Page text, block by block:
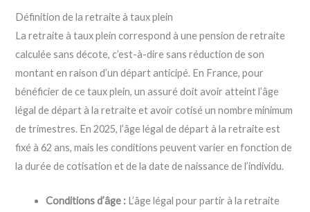
Définition de la retraite à taux plein
La retraite à taux plein correspond à une pension de retraite
calculée sans décote, c’est-à-dire sans réduction de son
montant en raison d’un départ anticipé. En France, pour
bénéficier de ce taux plein, un assuré doit avoir atteint l’âge
légal de départ à la retraite et avoir cotisé un nombre minimum
de trimestres. En 2025, l’âge légal de départ à la retraite est
fixé à 62 ans, mais les conditions peuvent varier en fonction de
la durée de cotisation et de la date de naissance de l’individu.
Conditions d’âge : L’âge légal pour partir à la retraite